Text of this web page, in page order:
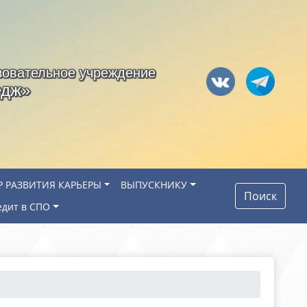
учреждение
РАЗВИТИЯ КАРЬЕРЫ
ВЫПУСКНИКУ
в СПО
Поиск